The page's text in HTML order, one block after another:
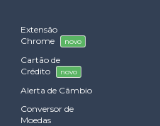
Extensão
Chrome
novo
Cartão de
Crédito
novo
Alerta de Câmbio
Conversor de
Moedas